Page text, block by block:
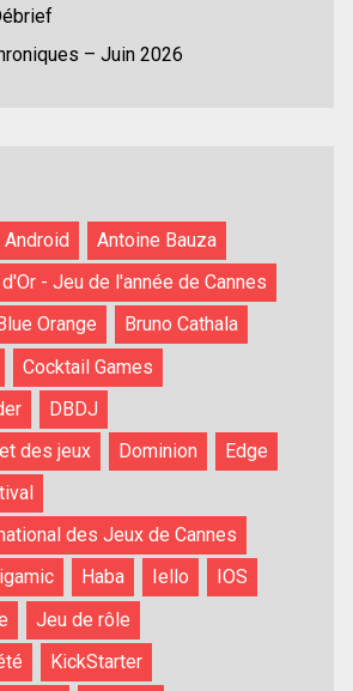
– Juin 2026
Android
Antoine Bauza
- Jeu de l'année de Cannes
Blue Orange
Bruno Cathala
Cocktail Games
DBDJ
des jeux
Dominion
Edge
des Jeux de Cannes
Haba Iello
IOS
Jeu de rôle
KickStarter